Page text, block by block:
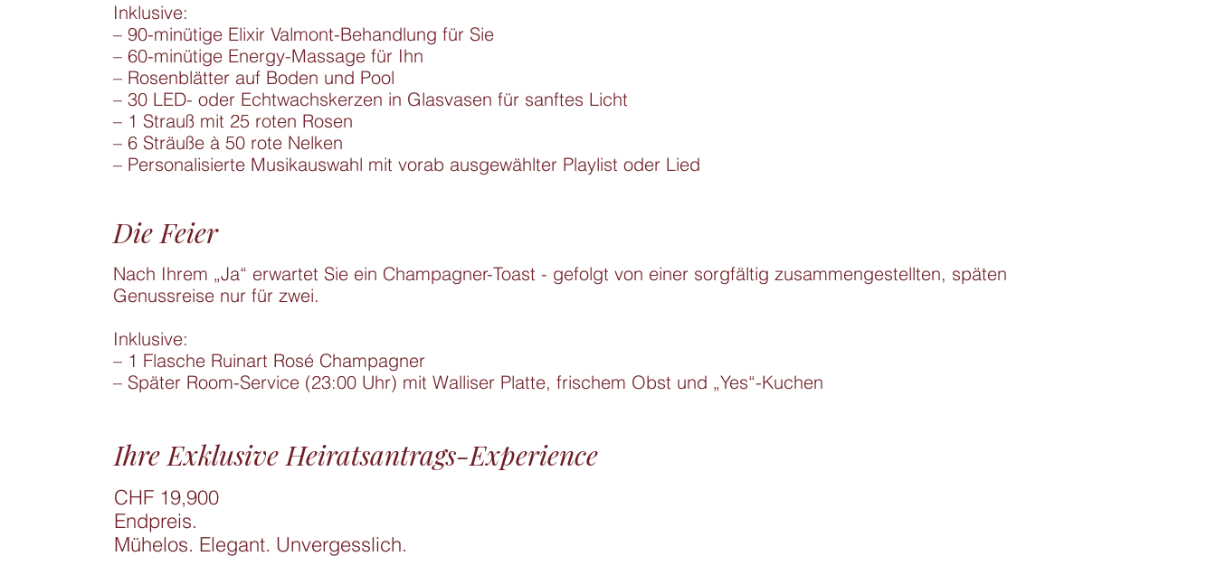
Inklusive:
– 90-minütige Elixir Valmont-Behandlung für Sie
– 60-minütige Energy-Massage für Ihn
– Rosenblätter auf Boden und Pool
– 30 LED- oder Echtwachskerzen in Glasvasen für sanftes Licht
– 1 Strauß mit 25 roten Rosen
– 6 Sträuße à 50 rote Nelken
– Personalisierte Musikauswahl mit vorab ausgewählter Playlist oder Lied
Die Feier
Nach Ihrem „Ja“ erwartet Sie ein Champagner-Toast - gefolgt von einer sorgfältig zusammengestellten, späten
Genussreise nur für zwei.
Inklusive:
– 1 Flasche Ruinart Rosé Champagner
– Später Room-Service (23:00 Uhr) mit Walliser Platte, frischem Obst und „Yes“-Kuchen
Ihre Exklusive Heiratsantrags-Experience
CHF 19,900
Endpreis.
Mühelos. Elegant. Unvergesslich.